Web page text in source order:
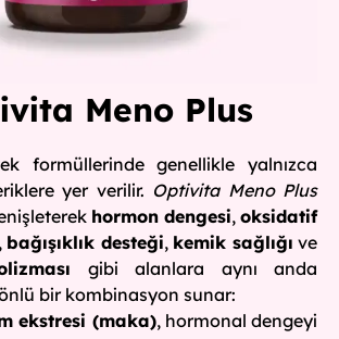
Meno Plus
formüllerinde genellikle yalnızca
yer verilir. Optivita Meno Plus
hormon dengesi,oksidatif
, bağışıklık desteği, kemik sağlığı ve
gibi alanlara aynı anda
bir kombinasyon sunar:
ekstresi (maka), hormonal dengeyi